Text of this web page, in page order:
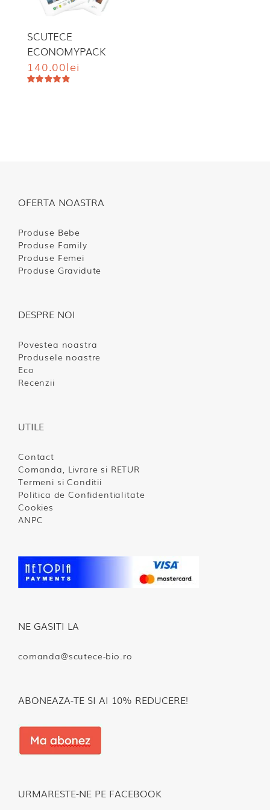
SCUTECE
ECONOMYPACK
140.00lei
OFERTA NOASTRA
Produse Bebe
Produse Family
Produse Femei
Produse Gravidute
DESPRE NOI
Povestea noastra
Produsele noastre
Eco
Recenzii
UTILE
Contact
Comanda, Livrare si RETUR
Termeni si Conditii
Politica de Confidentialitate
Cookies
ANPC
NE GASITI LA
comanda@scutece-bio.ro
ABONEAZA-TE SI AI 10% REDUCERE!
URMARESTE-NE PE FACEBOOK